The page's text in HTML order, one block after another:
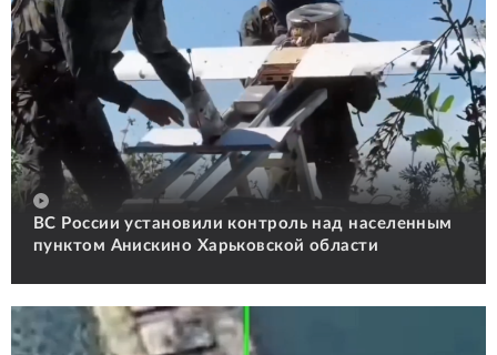
ВС России установили контроль над населенным
пунктом Анискино Харьковской области